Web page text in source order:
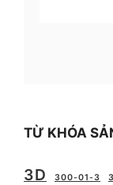
TỪ KHÓA
3D 300-01-3